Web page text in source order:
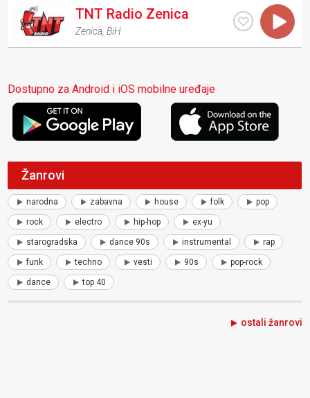
TNT Radio Zenica
Zenica ,BiH
Dostupno za Android i iOS mobilne uređaje
Žanrovi
narodna zabavna house folk pop
rock electro hip-hop ex-yu
starogradska dance 90s instrumental rap
funk techno vesti 90s pop-rock
dance top 40
ostali žanrovi